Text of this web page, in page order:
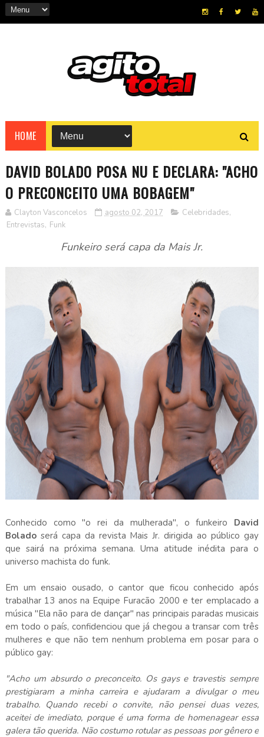
HOME
DAVID BOLADO POSA NU E DECLARA: "ACHO
O PRECONCEITO UMA BOBAGEM"
Clayton Vasconcelos agosto 02, 2017 Celebridades,
Entrevistas, Funk
Funkeiro será capa da Mais Jr.
Conhecido como "o rei da mulherada", o funkeiro David
Boladoserá capa da revista Mais Jr. dirigida ao público gay
que sairá na próxima semana. Uma atitude inédita para o
universo machista do funk.
Em um ensaio ousado, o cantor que ficou conhecido após
trabalhar 13 anos na Equipe Furacão 2000 e ter emplacado a
música "Ela não para de dançar" nas principais paradas musicais
em todo o país, confidenciou que já chegou a transar com três
mulheres e que não tem nenhum problema em posar para o
público gay:
"Acho um absurdo o preconceito. Os gays e travestis sempre
prestigiaram a minha carreira e ajudaram a divulgar o meu
trabalho. Quando recebi o convite, não pensei duas vezes,
aceitei de imediato, porque é uma forma de homenagear essa
galera tão querida. Não costumo rotular as pessoas por gênero e